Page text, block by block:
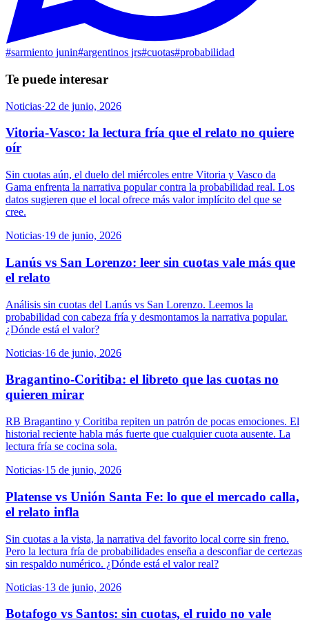
#sarmiento junin#argentinos jrs#cuotas#probabilidad
Te puede interesar
Noticias·22 de junio, 2026
Vitoria-Vasco: la lectura fría que el relato no quiere
oír
Sin cuotas aún, el duelo del miércoles entre Vitoria y Vasco da
Gama enfrenta la narrativa popular contra la probabilidad real. Los
datos sugieren que el local ofrece más valor implícito del que se
cree.
Noticias·19 de junio, 2026
Lanús vs San Lorenzo: leer sin cuotas vale más que
el relato
Análisis sin cuotas del Lanús vs San Lorenzo. Leemos la
probabilidad con cabeza fría y desmontamos la narrativa popular.
¿Dónde está el valor?
Noticias·16 de junio, 2026
Bragantino-Coritiba: el libreto que las cuotas no
quieren mirar
RB Bragantino y Coritiba repiten un patrón de pocas emociones. El
historial reciente habla más fuerte que cualquier cuota ausente. La
lectura fría se cocina sola.
Noticias·15 de junio, 2026
Platense vs Unión Santa Fe: lo que el mercado calla,
el relato infla
Sin cuotas a la vista, la narrativa del favorito local corre sin freno.
Pero la lectura fría de probabilidades enseña a desconfiar de certezas
sin respaldo numérico. ¿Dónde está el valor real?
Noticias·13 de junio, 2026
Botafogo vs Santos: sin cuotas, el ruido no vale